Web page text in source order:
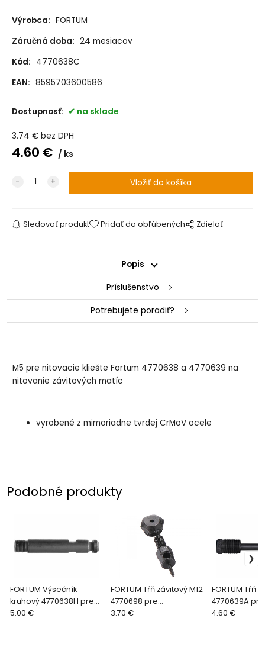
Výrobca: FORTUM
Záručná doba: 24 mesiacov
Kód: 4770638C
EAN: 8595703600586
Dostupnosť: na sklade
3.74 € bez DPH
4.60 € ks
Sledovať produkt Pridať do obľúbených Zdielať
Popis
Príslušenstvo
Potrebujete poradiť?
M5 pre nitovacie kliešte Fortum 4770638 a 4770639 na
nitovanie závitových matíc
vyrobené z mimoriadne tvrdej CrMoV ocele
Podobné produkty
FORTUM Výsečník
kruhový 4770638H pre
4770638
5.00 €
FORTUM Tŕň závitový M12
4770698 pre
4770630,32,33,34,35,36
3.70 €
FORTUM Tŕň
4770639A
4.60 €